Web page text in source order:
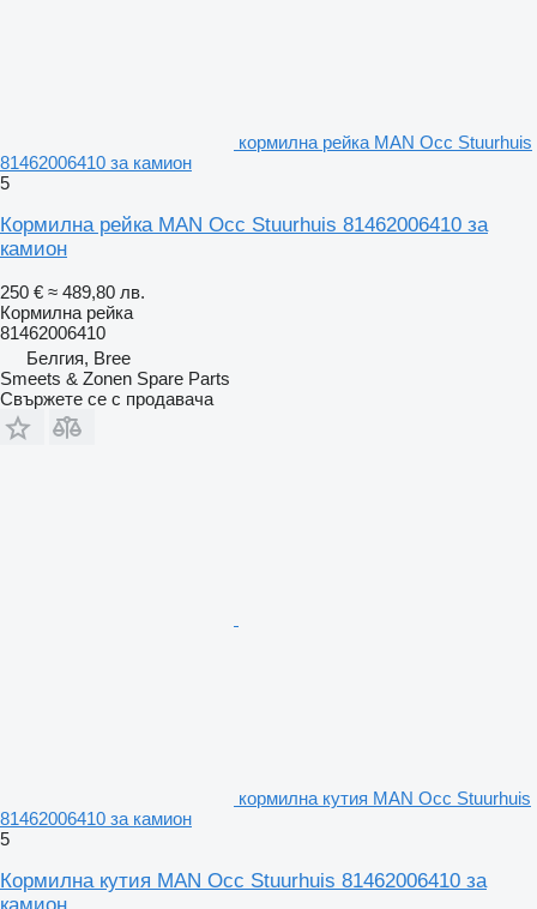
кормилна рейка MAN Occ Stuurhuis
81462006410 за камион
5
Кормилна рейка MAN Occ Stuurhuis 81462006410 за
камион
250 € ≈ 489,80 лв.
Кормилна рейка
81462006410
Белгия, Bree
Smeets & Zonen Spare Parts
Свържете се с продавача
кормилна кутия MAN Occ Stuurhuis
81462006410 за камион
5
Кормилна кутия MAN Occ Stuurhuis 81462006410 за